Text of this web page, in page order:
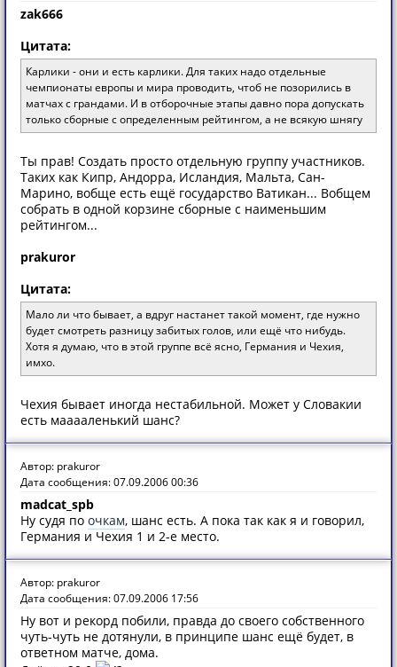
zak666
Цитата:
Карлики - они и есть карлики. Для таких надо отдельные
чемпионаты европы и мира проводить, чтоб не позорились в
матчах с грандами. И в отборочные этапы давно пора допускать
только сборные с определенным рейтингом, а не всякую шнягу
Ты прав! Создать просто отдельную группу участников.
Таких как Кипр, Андорра, Исландия, Мальта, Сан-
Марино, вобще есть ещё государство Ватикан... Вобщем
собрать в одной корзине сборные с наименьшим
рейтингом...
prakuror
Цитата:
Мало ли что бывает, а вдруг настанет такой момент, где нужно
будет смотреть разницу забитых голов, или ещё что нибудь.
Хотя я думаю, что в этой группе всё ясно, Германия и Чехия,
имхо.
Чехия бывает иногда нестабильной. Может у Словакии
есть мааааленький шанс?
Автор: prakuror
Дата сообщения: 07.09.2006 00:36
madcat_spb
Ну судя по очкам, шанс есть. А пока так как я и говорил,
Германия и Чехия 1 и 2-е место.
Автор: prakuror
Дата сообщения: 07.09.2006 17:56
Ну вот и рекорд побили, правда до своего собственного
чуть-чуть не дотянули, в принципе шанс ещё будет, в
ответном матче, дома.